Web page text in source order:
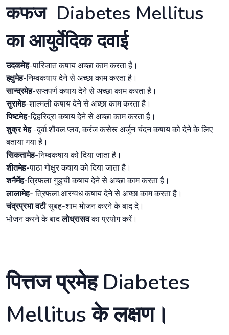
कफज Diabetes Mellitus
का आयुर्वेदिक दवाई
उदकमेह-पारिजात कषाय अच्छा काम करता है।
इक्षुमेह-निम्वकषाय देने से अच्छा काम करता है।
सान्द्रमेह-सप्तपर्ण कषाय देने से अच्छा काम करता है।
सुरामेह-शाल्मली कषाय देने से अच्छा काम करता है।
पिष्टमेह-द्विहरिद्रा कषाय देने से अच्छा काम करता है।
शुक्र मेह-दुर्वा,शौवल,प्लव, करंज कसेरू अर्जुन चंदन कषाय को देने के लिए
बताया गया है।
सिकतामेह-निम्वकषाय को दिया जाता है।
शीतमेह-पाठा गोक्षुर कषाय को दिया जाता है।
शनैर्मेह-त्रिफला गुडुची कषाय देने से अच्छा काम करता है।
लालामेह-त्रिफला,आरग्वध कषाय देने से अच्छा काम करता है।
चंद्रप्रभा वटीसुबह-शाम भोजन करने के बाद दे।
भोजन करने के बादलोध्रासवका प्रयोग करें।
पित्तज प्रमेह Diabetes
Mellitus के लक्षण।